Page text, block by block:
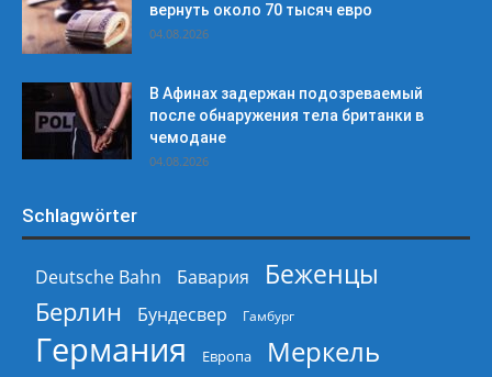
вернуть около 70 тысяч евро
04.08.2026
В Афинах задержан подозреваемый
после обнаружения тела британки в
чемодане
04.08.2026
Schlagwörter
Deutsche Bahn Бавария
Беженцы
Берлин
Бундесвер Гамбург
Германия Европа Меркель